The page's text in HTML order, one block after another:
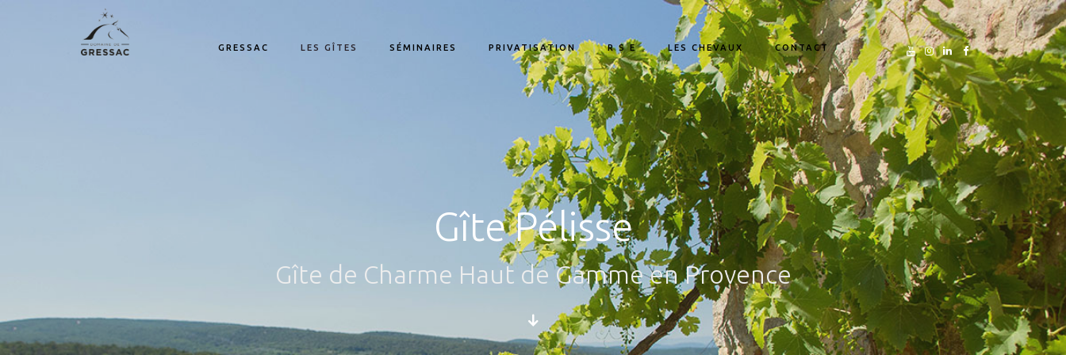
GRESSAC LES GÎTES SÉMINAIRES PRIVATISATION R S E LES CHEVAUX CONTACT
Gîte Pélisse
Gîte de Charme Haut de Gamme en Provence